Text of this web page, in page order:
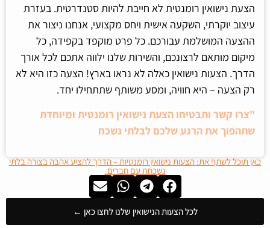
הצעת נישואין רומנטית לא חייבת להיות סטנדרטית. בעזרת
עיצוב יוקרתי, השקעה אישית ויחס מקצועי, אנחנו ניצור את
ההצעה המושלמת עבורכם. כל פרט מוקפד בקפידה, כל
מיקום מותאם לרצונכם, והשירות שלנו ילווה אתכם לכל אורך
הדרך. הצעות נישואין כאלה לא נראו בארץ! הצעה כזו היא לא
רק הצעה – היא חוויה, ומסע משותף שתתחילו יחד.
"צרו קשר ותבטיחו הצעת נישואין רומנטית ומיוחדת
שתהפוך את הרגע שלכם לבלתי נשכח
כאן תוכל לשתף את: הצעות נישואין רומנטיות – הדרך להציע אהבה בצורה בלתי
נשכחת עם חברים.
לכל הצעות הנישואין שלנו לחצו כאן ←